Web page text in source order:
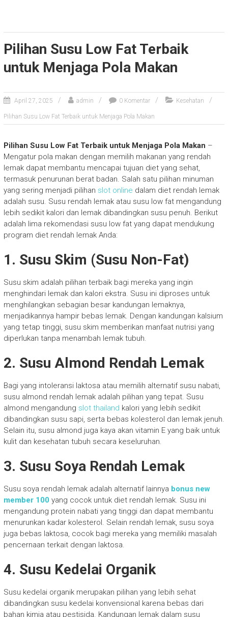
Pilihan Susu Low Fat Terbaik
untuk Menjaga Pola Makan
April 27, 2025 admin 0 Komentar Kesehatan
Pilihan Susu Low Fat Terbaik untuk Menjaga Pola Makan
Pilihan Susu Low Fat Terbaik untuk Menjaga Pola Makan –
Mengatur pola makan dengan memilih makanan yang rendah
lemak dapat membantu mencapai tujuan diet yang sehat,
termasuk penurunan berat badan. Salah satu pilihan minuman
yang sering menjadi pilihan slot online dalam diet rendah lemak
adalah susu. Susu rendah lemak atau susu low fat mengandung
lebih sedikit kalori dan lemak dibandingkan susu penuh. Berikut
adalah lima rekomendasi susu low fat yang dapat mendukung
program diet rendah lemak Anda:
1. Susu Skim (Susu Non-Fat)
Susu skim adalah pilihan terbaik bagi mereka yang ingin
menghindari lemak dan kalori ekstra. Susu ini diproses untuk
menghilangkan sebagian besar kandungan lemaknya,
menjadikannya hampir bebas lemak. Dengan kandungan kalsium
yang tetap tinggi, susu skim memberikan manfaat nutrisi yang
diperlukan tanpa menambah lemak tubuh.
2. Susu Almond Rendah Lemak
Bagi yang intoleransi laktosa atau memilih alternatif susu nabati,
susu almond rendah lemak adalah pilihan yang tepat. Susu
almond mengandung slot thailand kalori yang lebih sedikit
dibandingkan susu sapi, serta bebas kolesterol dan lemak jenuh.
Selain itu, susu almond juga kaya akan vitamin E yang baik untuk
kulit dan kesehatan tubuh secara keseluruhan.
3. Susu Soya Rendah Lemak
Susu soya rendah lemak adalah alternatif lainnya bonus new
member 100 yang cocok untuk diet rendah lemak. Susu ini
mengandung protein nabati yang tinggi dan dapat membantu
menurunkan kadar kolesterol. Selain rendah lemak, susu soya
juga bebas laktosa, cocok bagi mereka yang memiliki masalah
pencernaan terkait dengan laktosa.
4. Susu Kedelai Organik
Susu kedelai organik merupakan pilihan yang lebih sehat
dibandingkan susu kedelai konvensional karena bebas dari
bahan kimia atau pestisida. Kandungan lemak dalam susu